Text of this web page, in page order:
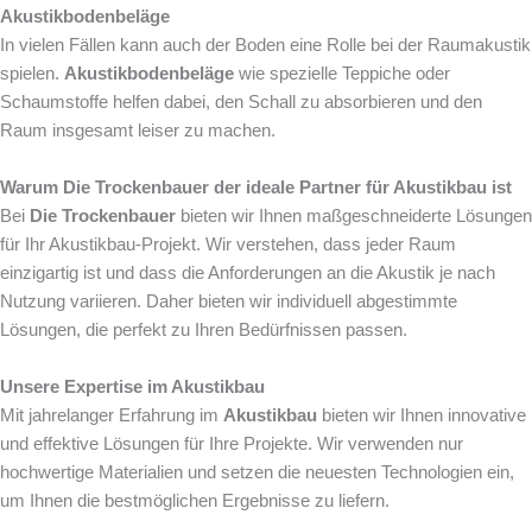
Akustikbodenbeläge
In vielen Fällen kann auch der Boden eine Rolle bei der Raumakustik
spielen. Akustikbodenbeläge wie spezielle Teppiche oder
Schaumstoffe helfen dabei, den Schall zu absorbieren und den
Raum insgesamt leiser zu machen.
Warum Die Trockenbauer der ideale Partner für Akustikbau ist
Bei Die Trockenbauer bieten wir Ihnen maßgeschneiderte Lösungen
für Ihr Akustikbau-Projekt. Wir verstehen, dass jeder Raum
einzigartig ist und dass die Anforderungen an die Akustik je nach
Nutzung variieren. Daher bieten wir individuell abgestimmte
Lösungen, die perfekt zu Ihren Bedürfnissen passen.
Unsere Expertise im Akustikbau
Mit jahrelanger Erfahrung im Akustikbau bieten wir Ihnen innovative
und effektive Lösungen für Ihre Projekte. Wir verwenden nur
hochwertige Materialien und setzen die neuesten Technologien ein,
um Ihnen die bestmöglichen Ergebnisse zu liefern.